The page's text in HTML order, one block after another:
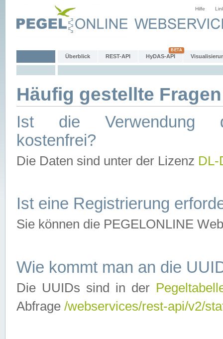
Hilfe
Überblick REST-API HyDAS-API
Häufig gestellte
Ist die Verwendung
kostenfrei?
Die Daten sind unter der Lizenz
Ist eine Registrierung
Sie können die PEGELONLINE
Wie kommt man an die
Die UUIDs sind in der
Abfrage /webservices/rest-api/v2/